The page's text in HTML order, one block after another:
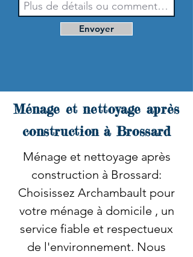
Envoyer
Ménage et nettoyage après
construction à Brossard
Ménage et nettoyage après
construction à Brossard:
Choisissez Archambault pour
votre ménage à domicile , un
service fiable et respectueux
de l'environnement. Nous